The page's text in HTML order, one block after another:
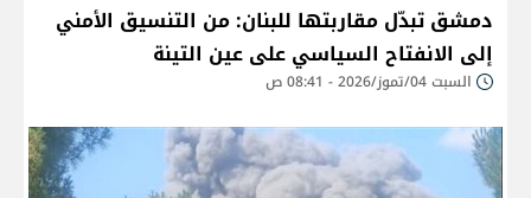
دمشق تبدّل مقاربتها للبنان: من التنسيق الأمني
إلى الانفتاح السياسي على عين التينة
السبت 04/تموز/2026 - 08:41 ص